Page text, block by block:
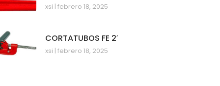
xsi febrero 18, 2025
CORTATUBOS FE 2′
xsi febrero 18, 2025